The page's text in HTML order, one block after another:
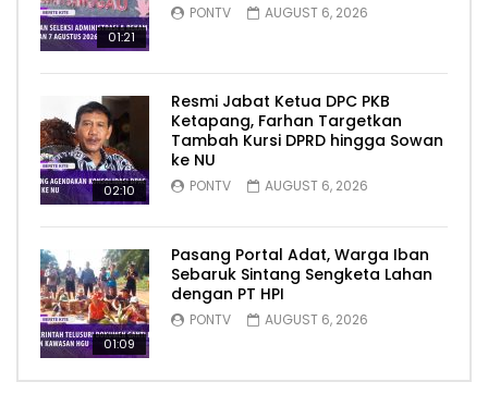
01:21
PONTV AUGUST 6, 2026
02:10
Resmi Jabat Ketua DPC PKB
Ketapang, Farhan Targetkan
Tambah Kursi DPRD hingga Sowan
ke NU
PONTV AUGUST 6, 2026
01:09
Pasang Portal Adat, Warga Iban
Sebaruk Sintang Sengketa Lahan
dengan PT HPI
PONTV AUGUST 6, 2026